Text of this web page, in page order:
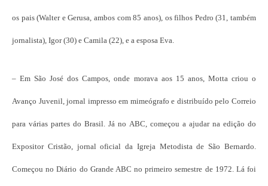
os pais (Walter e Gerusa, ambos com 85 anos), os filhos Pedro (31, também
jornalista), Igor (30) e Camila (22), e a esposa Eva.
– Em São José dos Campos, onde morava aos 15 anos, Motta criou o
Avanço Juvenil, jornal impresso em mimeógrafo e distribuído pelo Correio
para várias partes do Brasil. Já no ABC, começou a ajudar na edição do
Expositor Cristão, jornal oficial da Igreja Metodista de São Bernardo.
Começou no Diário do Grande ABC no primeiro semestre de 1972. Lá foi